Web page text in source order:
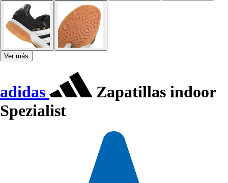
Ver más
adidas
Zapatillas indoor
Spezialist